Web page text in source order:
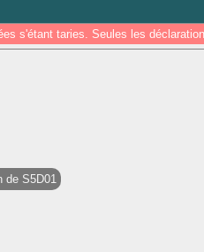
s'étant taries. Seules les
de S5D01